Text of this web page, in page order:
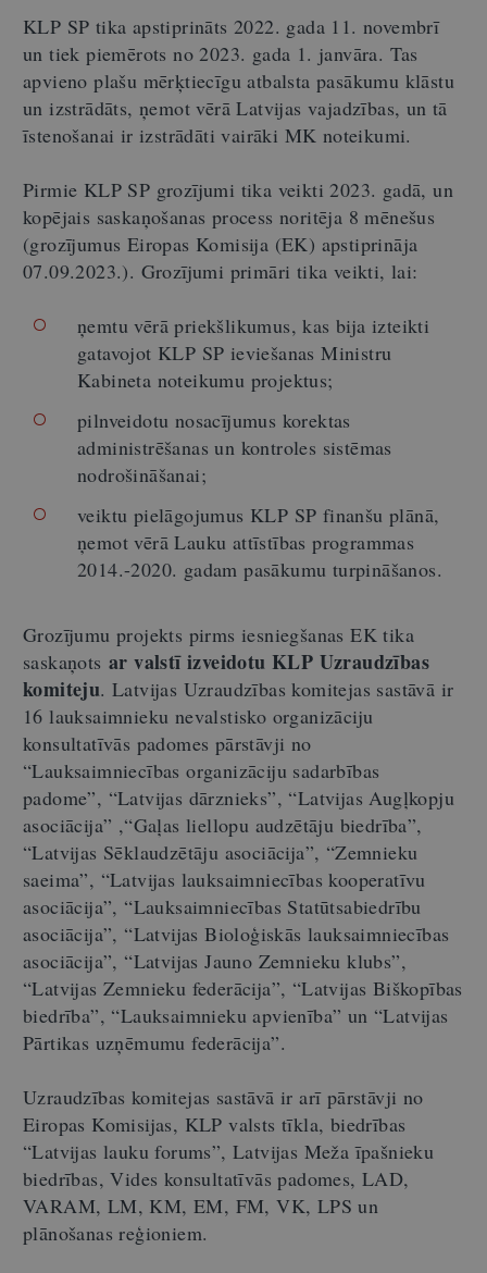
KLP SP tika apstiprināts 2022. gada 11. novembrī
un tiek piemērots no 2023. gada 1. janvāra. Tas
apvieno plašu mērķtiecīgu atbalsta pasākumu klāstu
un izstrādāts, ņemot vērā Latvijas vajadzības, un tā
īstenošanai ir izstrādāti vairāki MK noteikumi.
Pirmie KLP SP grozījumi tika veikti 2023. gadā, un
kopējais saskaņošanas process noritēja 8 mēnešus
(grozījumus Eiropas Komisija (EK) apstiprināja
07.09.2023.). Grozījumi primāri tika veikti, lai:
ņemtu vērā priekšlikumus, kas bija izteikti
gatavojot KLP SP ieviešanas Ministru
Kabineta noteikumu projektus;
pilnveidotu nosacījumus korektas
administrēšanas un kontroles sistēmas
nodrošināšanai;
veiktu pielāgojumus KLP SP finanšu plānā,
ņemot vērā Lauku attīstības programmas
2014.-2020. gadam pasākumu turpināšanos.
Grozījumu projekts pirms iesniegšanas EK tika
saskaņotsar valstī izveidotu KLP Uzraudzības
komiteju. Latvijas Uzraudzības komitejas sastāvā ir
16 lauksaimnieku nevalstisko organizāciju
konsultatīvās padomes pārstāvji no
“Lauksaimniecības organizāciju sadarbības
padome”, “Latvijas dārznieks”, “Latvijas Augļkopju
asociācija” ,“Gaļas liellopu audzētāju biedrība”,
“Latvijas Sēklaudzētāju asociācija”, “Zemnieku
saeima”, “Latvijas lauksaimniecības kooperatīvu
asociācija”, “Lauksaimniecības Statūtsabiedrību
asociācija”, “Latvijas Bioloģiskās lauksaimniecības
asociācija”, “Latvijas Jauno Zemnieku klubs”,
“Latvijas Zemnieku federācija”, “Latvijas Biškopības
biedrība”, “Lauksaimnieku apvienība” un “Latvijas
Pārtikas uzņēmumu federācija”.
Uzraudzības komitejas sastāvā ir arī pārstāvji no
Eiropas Komisijas, KLP valsts tīkla, biedrības
“Latvijas lauku forums”, Latvijas Meža īpašnieku
biedrības, Vides konsultatīvās padomes, LAD,
VARAM, LM, KM, EM, FM, VK, LPS un
plānošanas reģioniem.